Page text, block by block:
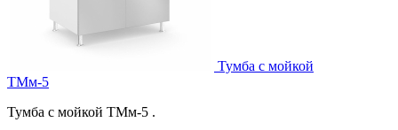
Тумба с мойкой
ТМм-5
Тумба с мойкой ТМм-5 .